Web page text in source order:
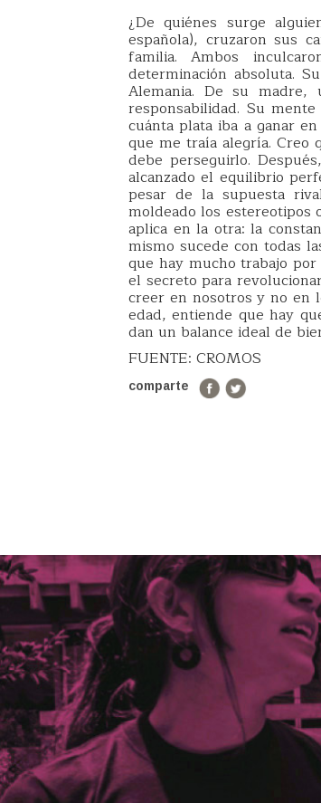
¿De quiénes surge
española), cruzaron sus
familia. Ambos
determinación absoluta.
Alemania. De su
responsabilidad. Su
cuánta plata iba a ganar
que me traía alegría. Creo
debe perseguirlo.
alcanzado el equilibrio
pesar de la supuesta
moldeado los estereotipos
aplica en la otra: la
mismo sucede con todas
que hay mucho trabajo
el secreto para
creer en nosotros y no en
edad, entiende que hay
dan un balance ideal de
FUENTE: CROMOS
comparte